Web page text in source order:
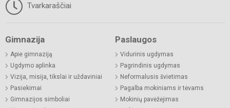
Tvarkaraščiai
Gimnazija
Apie gimnaziją
Ugdymo aplinka
Vizija, misija, tikslai ir uždaviniai
Pasiekimai
Gimnazijos simboliai
Paslaugos
Vidurinis ugdymas
Pagrindinis ugdymas
Neformalusis švietimas
Pagalba mokiniams ir tėvams
Mokinių pavėžėjimas